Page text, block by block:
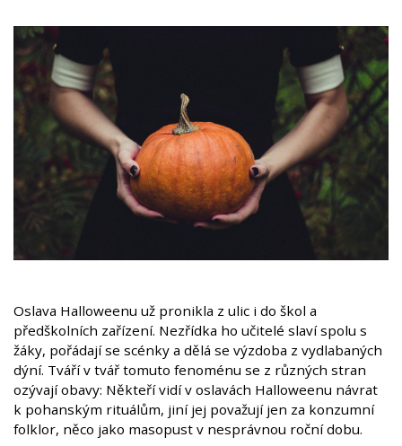
Oslava Halloweenu už pronikla z ulic i do škol a
předškolních zařízení. Nezřídka ho učitelé slaví spolu s
žáky, pořádají se scénky a dělá se výzdoba z vydlabaných
dýní. Tváří v tvář tomuto fenoménu se z různých stran
ozývají obavy: Někteří vidí v oslavách Halloweenu návrat
k pohanským rituálům, jiní jej považují jen za konzumní
folklor, něco jako masopust v nesprávnou roční dobu.